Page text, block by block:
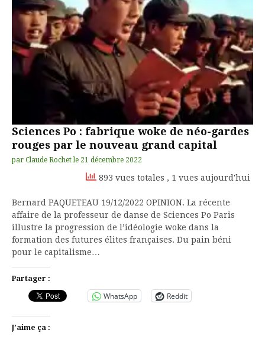
Sciences Po : fabrique woke de néo-gardes
rouges par le nouveau grand capital
par Claude Rochet le 21 décembre 2022
893 vues totales , 1 vues aujourd'hui
Bernard PAQUETEAU 19/12/2022 OPINION. La récente
affaire de la professeur de danse de Sciences Po Paris
illustre la progression de l’idéologie woke dans la
formation des futures élites françaises. Du pain béni
pour le capitalisme…
Partager :
WhatsApp Reddit
J’aime ça :